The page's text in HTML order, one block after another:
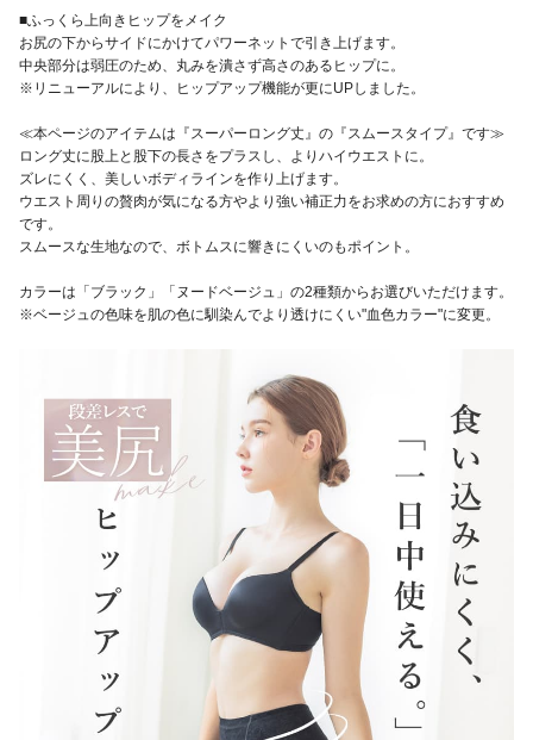
■ふっくら上向きヒップをメイク
お尻の下からサイドにかけてパワーネットで引き上げます。
中央部分は弱圧のため、丸みを潰さず高さのあるヒップに。
※リニューアルにより、ヒップアップ機能が更にUPしました。
≪本ページのアイテムは『スーパーロング丈』の『スムースタイプ』です≫
ロング丈に股上と股下の長さをプラスし、よりハイウエストに。
ズレにくく、美しいボディラインを作り上げます。
ウエスト周りの贅肉が気になる方やより強い補正力をお求めの方におすすめ
です。
スムースな生地なので、ボトムスに響きにくいのもポイント。
カラーは「ブラック」「ヌードベージュ」の2種類からお選びいただけます。
※ベージュの色味を肌の色に馴染んでより透けにくい"血色カラー"に変更。